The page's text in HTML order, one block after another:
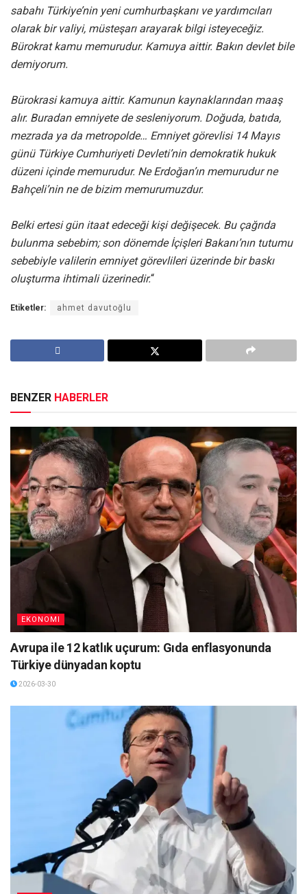
sabahı Türkiye’nin yeni cumhurbaşkanı ve yardımcıları
olarak bir valiyi, müsteşarı arayarak bilgi isteyeceğiz.
Bürokrat kamu memurudur. Kamuya aittir. Bakın devlet bile
demiyorum.
Bürokrasi kamuya aittir. Kamunun kaynaklarından maaş
alır. Buradan emniyete de sesleniyorum. Doğuda, batıda,
mezrada ya da metropolde… Emniyet görevlisi 14 Mayıs
günü Türkiye Cumhuriyeti Devleti’nin demokratik hukuk
düzeni içinde memurudur. Ne Erdoğan’ın memurudur ne
Bahçeli’nin ne de bizim memurumuzdur.
Belki ertesi gün itaat edeceği kişi değişecek. Bu çağrıda
bulunma sebebim; son dönemde İçişleri Bakanı’nın tutumu
sebebiyle valilerin emniyet görevlileri üzerinde bir baskı
oluşturma ihtimali üzerinedir.“
Etiketler: ahmet davutoğlu
BENZER HABERLER
EKONOMI
Avrupa ile 12 katlık uçurum: Gıda enflasyonunda
Türkiye dünyadan koptu
2026-03-30